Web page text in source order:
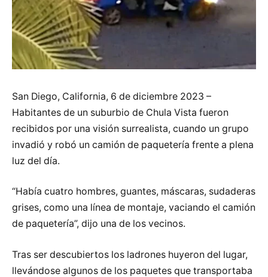
San Diego, California, 6 de diciembre 2023 –
Habitantes de un suburbio de Chula Vista fueron
recibidos por una visión surrealista, cuando un grupo
invadió y robó un camión de paquetería frente a plena
luz del día.
“Había cuatro hombres, guantes, máscaras, sudaderas
grises, como una línea de montaje, vaciando el camión
de paquetería”, dijo una de los vecinos.
Tras ser descubiertos los ladrones huyeron del lugar,
llevándose algunos de los paquetes que transportaba